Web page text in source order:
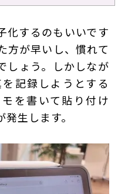
化するのもいいです
方が早いし、慣れて
しょう。しかしなが
記録しようとする
を書いて貼り付け
生します。